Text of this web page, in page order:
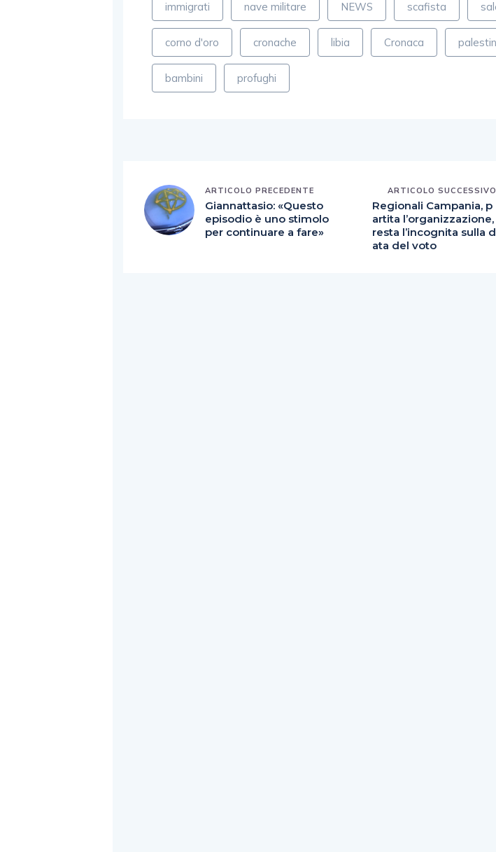
immigrati nave militare NEWS scafista
corno d'oro cronache libia Cronaca
bambini profughi
ARTICOLO PRECEDENTE
Giannattasio: «Questo
episodio è uno stimolo
per continuare a fare»
ARTICOLO SUCCESSIVO
Regionali Campania, p
artita l’organizzazione,
resta l’incognita sulla d
ata del voto